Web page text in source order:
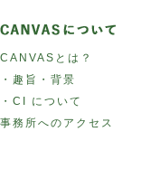
CANVASとは？
・趣旨・背景
・CI について
事務所へのアクセス